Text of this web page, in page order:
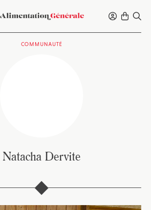
COMMUNAUTÉ
Natacha Dervite